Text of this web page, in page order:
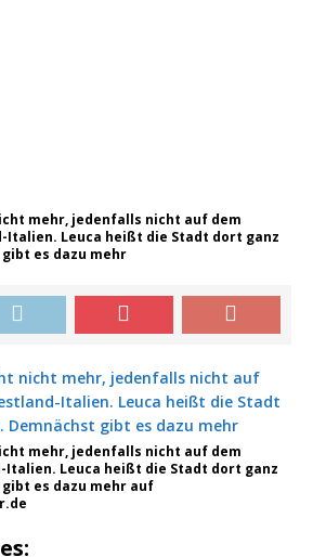
mehr, jedenfalls nicht auf dem
Italien. Leuca heißt die Stadt dort ganz
es dazu mehr
mehr, jedenfalls nicht auf dem
Italien. Leuca heißt die Stadt dort ganz
es dazu mehr auf